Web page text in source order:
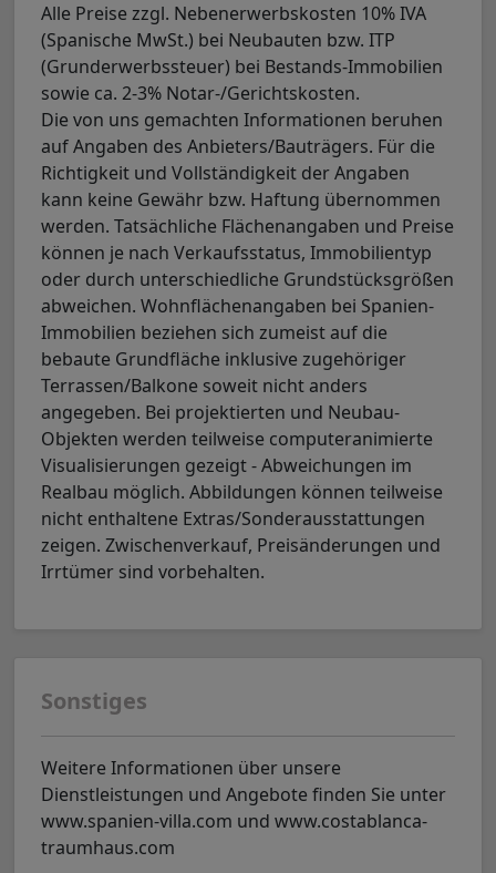
Alle Preise zzgl. Nebenerwerbskosten 10% IVA
(Spanische MwSt.) bei Neubauten bzw. ITP
(Grunderwerbssteuer) bei Bestands-Immobilien
sowie ca. 2-3% Notar-/Gerichtskosten.
Die von uns gemachten Informationen beruhen
auf Angaben des Anbieters/Bauträgers. Für die
Richtigkeit und Vollständigkeit der Angaben
kann keine Gewähr bzw. Haftung übernommen
werden. Tatsächliche Flächenangaben und Preise
können je nach Verkaufsstatus, Immobilientyp
oder durch unterschiedliche Grundstücksgrößen
abweichen. Wohnflächenangaben bei Spanien-
Immobilien beziehen sich zumeist auf die
bebaute Grundfläche inklusive zugehöriger
Terrassen/Balkone soweit nicht anders
angegeben. Bei projektierten und Neubau-
Objekten werden teilweise computeranimierte
Visualisierungen gezeigt - Abweichungen im
Realbau möglich. Abbildungen können teilweise
nicht enthaltene Extras/Sonderausstattungen
zeigen. Zwischenverkauf, Preisänderungen und
Irrtümer sind vorbehalten.
Sonstiges
Weitere Informationen über unsere
Dienstleistungen und Angebote finden Sie unter
www.spanien-villa.com und www.costablanca-
traumhaus.com